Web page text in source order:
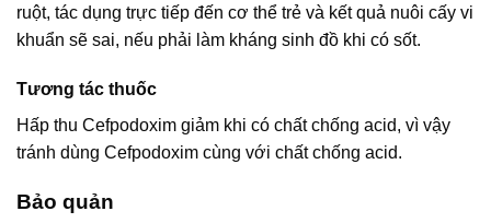
ruột, tác dụng trực tiếp đến cơ thể trẻ và kết quả nuôi cấy vi
khuẩn sẽ sai, nếu phải làm kháng sinh đồ khi có sốt.
Tương tác thuốc
Hấp thu Cefpodoxim giảm khi có chất chống acid, vì vậy
tránh dùng Cefpodoxim cùng với chất chống acid.
Bảo quản